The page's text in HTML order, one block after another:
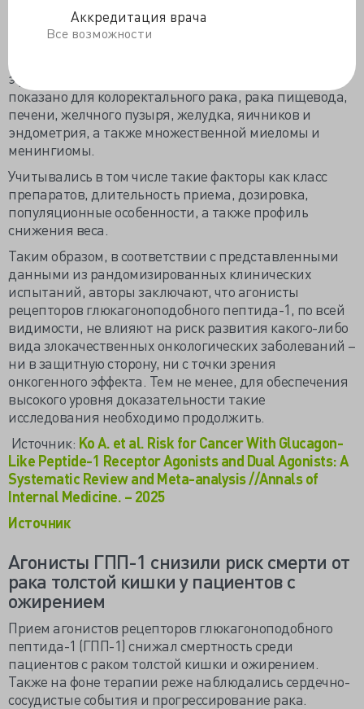
Аккредитация врача
Все возможности
рака почек (относительный риск 1,12) – эти данные
были отмечены средним уровнем доказательности.
эффекта) с низким уровнем доказательности было
показано для колоректального рака, рака пищевода,
печени, желчного пузыря, желудка, яичников и
эндометрия, а также множественной миеломы и
менингиомы.
Учитывались в том числе такие факторы как класс
препаратов, длительность приема, дозировка,
популяционные особенности, а также профиль
снижения веса.
Таким образом, в соответствии с представленными
данными из рандомизированных клинических
испытаний, авторы заключают, что агонисты
рецепторов глюкагоноподобного пептида-1, по всей
видимости, не влияют на риск развития какого-либо
вида злокачественных онкологических заболеваний –
ни в защитную сторону, ни с точки зрения
онкогенного эффекта. Тем не менее, для обеспечения
высокого уровня доказательности такие
исследования необходимо продолжить.
Источник: Ko A. et al. Risk for Cancer With Glucagon-
Like Peptide-1 Receptor Agonists and Dual Agonists: A
Systematic Review and Meta-analysis //Annals of
Internal Medicine. – 2025
Источник
Агонисты ГПП-1 снизили риск смерти от
рака толстой кишки у пациентов с
ожирением
Прием агонистов рецепторов глюкагоноподобного
пептида-1 (ГПП-1) снижал смертность среди
пациентов с раком толстой кишки и ожирением.
Также на фоне терапии реже наблюдались сердечно-
сосудистые события и прогрессирование рака.